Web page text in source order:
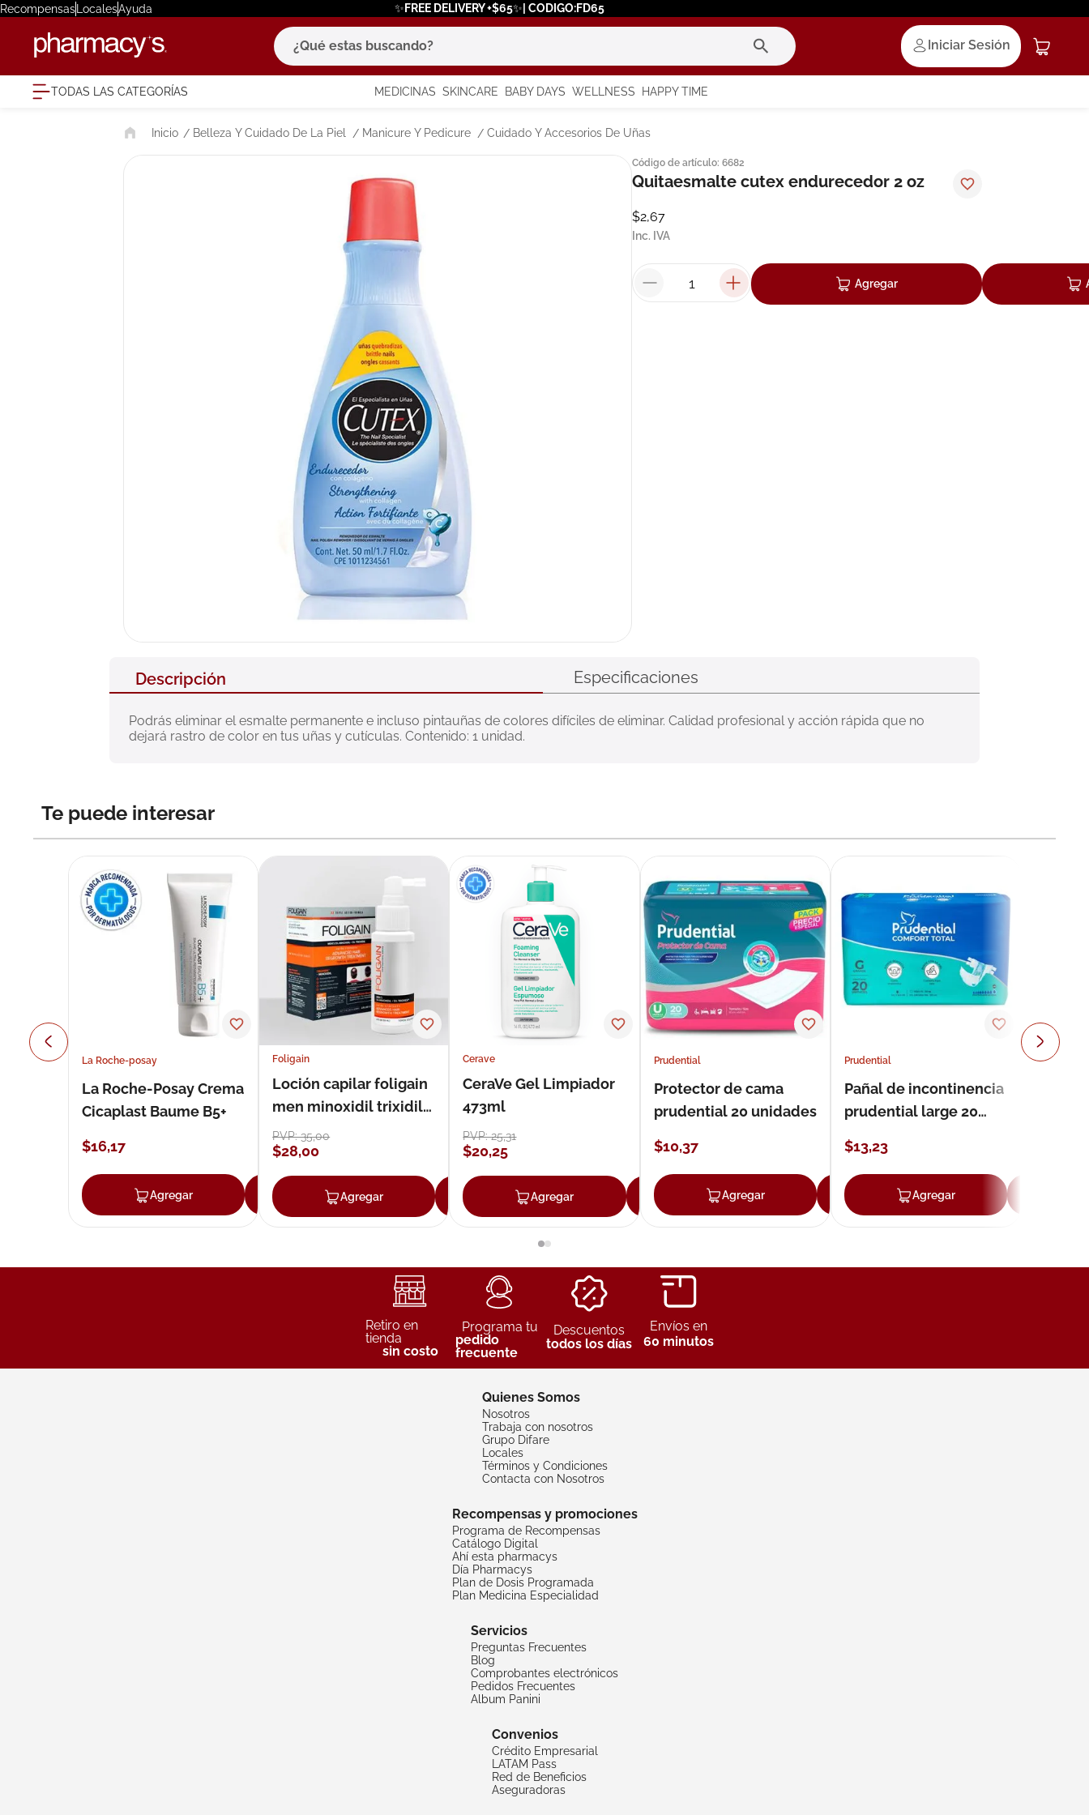
RecompensasLocalesAyuda ✨FREE DELIVERY +$65✨| CODIGO:FD65
¿Qué estas buscando?
Iniciar Sesión
TODAS LAS CATEGORÍAS MEDICINAS SKINCARE BABY DAYS WELLNESS HAPPY TIME
Belleza Y Cuidado De La Piel Manicure Y Pedicure Cuidado Y Accesorios De Uñas
Código de artículo: 6682
Quitaesmalte cutex endurecedor 2 oz
$2,67
Inc. IVA
Agregar
Descripción Especificaciones
Podrás eliminar el esmalte permanente e incluso pintauñas de colores difíciles de eliminar. Calidad profesional y acción rápida que no
dejará rastro de color en tus uñas y cutículas. Contenido: 1 unidad.
Te puede interesar
La Roche-posay
La Roche-Posay Crema
Cicaplast Baume B5+
$16,17
Agregar Agregar
Foligain
Loción capilar foligain
men minoxidil trixidil
loción 59 ml
PVP:35,00
$28,00
Agregar Agregar
Cerave
CeraVe Gel Limpiador
473ml
PVP:25,31
$20,25
Agregar Agregar
Prudential
Protector de cama
prudential 20 unidades
$10,37
Agregar Agregar
Prudential
Pañal de incontinencia
prudential large 20
$13,23
Agregar
Retiro en
tienda
sin costo
Programa tu
pedido
frecuente
Descuentos
todos los días
Envíos en
60 minutos
Quienes Somos
Nosotros
Trabaja con nosotros
Grupo Difare
Locales
Términos y Condiciones
Contacta con Nosotros
Recompensas y promociones
Programa de Recompensas
Catálogo Digital
Ahí esta pharmacys
Día Pharmacys
Plan de Dosis Programada
Plan Medicina Especialidad
Servicios
Preguntas Frecuentes
Blog
Comprobantes electrónicos
Pedidos Frecuentes
Album Panini
Convenios
Crédito Empresarial
LATAM Pass
Red de Beneficios
Aseguradoras
términos más buscados
1 . eucerin
bioderma
cerave
isdin
roche posay
megacistin
10 pañales